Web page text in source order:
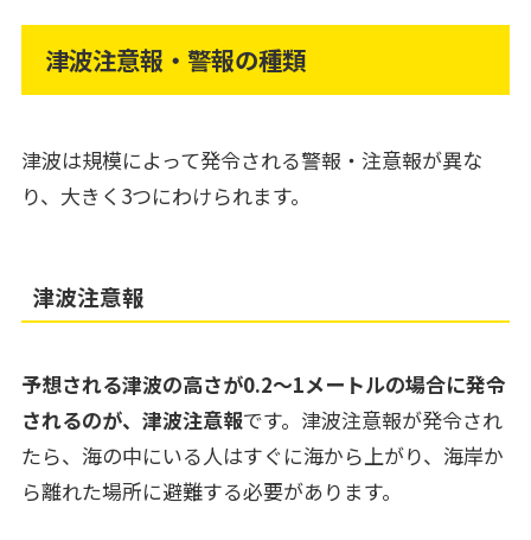
津波注意報・警報の種類
津波は規模によって発令される警報・注意報が異な
り、大きく3つにわけられます。
津波注意報
予想される津波の高さが0.2～1メートルの場合に発令
されるのが、津波注意報です。津波注意報が発令され
たら、海の中にいる人はすぐに海から上がり、海岸か
ら離れた場所に避難する必要があります。